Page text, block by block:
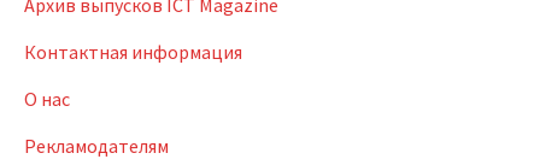
Контактная информация
О нас
Рекламодателям